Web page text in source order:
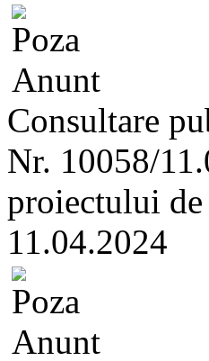
Consultare
Nr. 10058/
proiectului